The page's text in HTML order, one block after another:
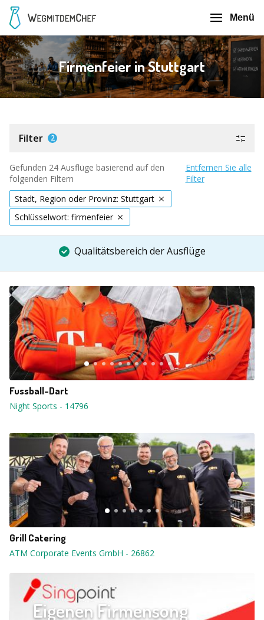
Menü
Firmenfeier in Stuttgart
Filter 2
Gefunden 24 Ausflüge basierend auf den
folgenden Filtern
Entfernen Sie alle
Filter
Stadt, Region oder Provinz: Stuttgart
Schlüsselwort: firmenfeier
Qualitätsbereich der Ausflüge
Fussball-Dart
Night Sports - 14796
Grill Catering
ATM Corporate Events GmbH - 26862
Eigenen Firmensong